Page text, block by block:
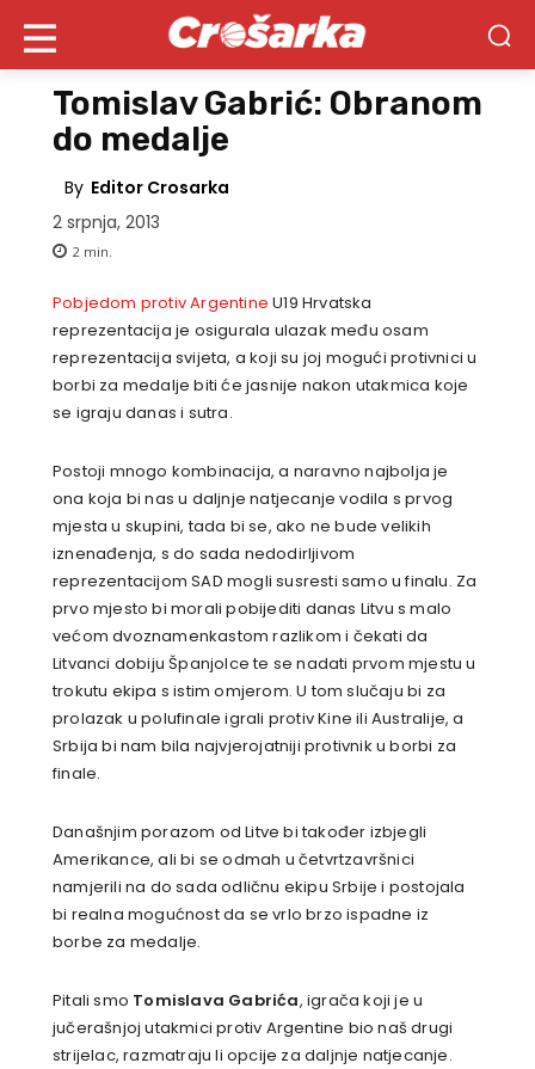
Tomislav Gabrić: Obranom
do medalje
By Editor Crosarka
2 srpnja, 2013
2 min.
Pobjedom protiv ArgentineU19 Hrvatska
reprezentacija je osigurala ulazak među osam
reprezentacija svijeta, a koji su joj mogući protivnici u
borbi za medalje biti će jasnije nakon utakmica koje
se igraju danas i sutra.
Postoji mnogo kombinacija, a naravno najbolja je
ona koja bi nas u daljnje natjecanje vodila s prvog
mjesta u skupini, tada bi se, ako ne bude velikih
iznenađenja, s do sada nedodirljivom
reprezentacijom SAD mogli susresti samo u finalu. Za
prvo mjesto bi morali pobijediti danas Litvu s malo
većom dvoznamenkastom razlikom i čekati da
Litvanci dobiju Španjolce te se nadati prvom mjestu u
trokutu ekipa s istim omjerom. U tom slučaju bi za
prolazak u polufinale igrali protiv Kine ili Australije, a
Srbija bi nam bila najvjerojatniji protivnik u borbi za
finale.
Današnjim porazom od Litve bi također izbjegli
Amerikance, ali bi se odmah u četvrtzavršnici
namjerili na do sada odličnu ekipu Srbije i postojala
bi realna mogućnost da se vrlo brzo ispadne iz
borbe za medalje.
Pitali smo Tomislava Gabrića, igrača koji je u
jučerašnjoj utakmici protiv Argentine bio naš drugi
strijelac, razmatraju li opcije za daljnje natjecanje.